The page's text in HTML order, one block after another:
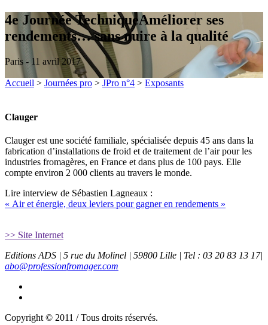
4e Journée TechniqueAméliorer ses
rendements… sans nuire à la qualité
Paris - 11 avril 2017
Accueil > Journées pro > JPro n°4 > Exposants
Clauger
Clauger est une société familiale, spécialisée depuis 45 ans dans la
fabrication d’installations de froid et de traitement de l’air pour les
industries fromagères, en France et dans plus de 100 pays. Elle
compte environ 2 000 clients au travers le monde.
Lire interview de Sébastien Lagneaux :
« Air et énergie, deux leviers pour gagner en rendements »
>> Site Internet
Editions ADS | 5 rue du Molinel | 59800 Lille | Tel : 03 20 83 13 17|
abo@professionfromager.com
Copyright © 2011 / Tous droits réservés.